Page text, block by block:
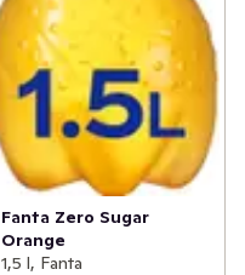
Fanta Zero Sugar
Orange
1,5 l, Fanta